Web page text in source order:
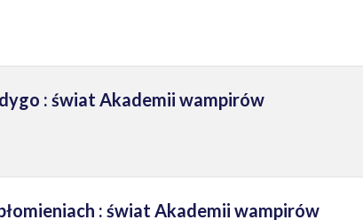
: świat Akademii wampirów
: świat Akademii wampirów